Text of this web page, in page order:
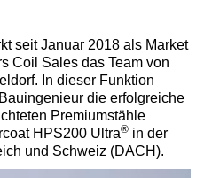
seit Januar 2018 als Market
Coil Sales das Team von
In dieser Funktion
die erfolgreiche
Premiumstähle
HPS200 Ultra® in der
und Schweiz (DACH).